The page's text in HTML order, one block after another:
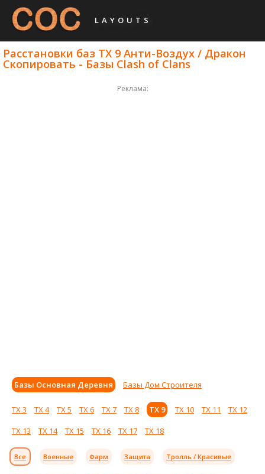
LAYOUTS
Расстановки баз ТХ 9 Анти-Воздух / Дракон
Скопировать - Базы Clash of Clans
Реклама:
Базы Основная Деревня Базы Дом Строителя
ТХ 3 ТХ 4 ТХ 5 ТХ 6 ТХ 7 ТХ 8 ТХ 9 ТХ 10 ТХ 11
ТХ 12
ТХ 13
ТХ 14 ТХ 15 ТХ 16 ТХ 17 ТХ 18
Все Военные Фарм Защита Тролль / Красивые